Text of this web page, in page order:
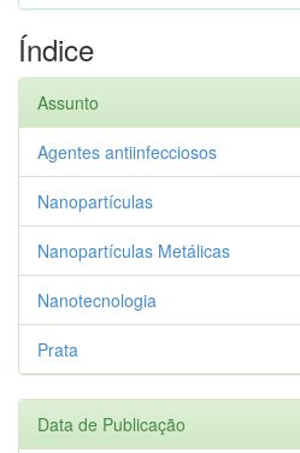
Índice
Assunto
Agentes antiinfecciosos
Nanopartículas
Nanopartículas Metálicas
Nanotecnologia
Prata
Data de Publicação